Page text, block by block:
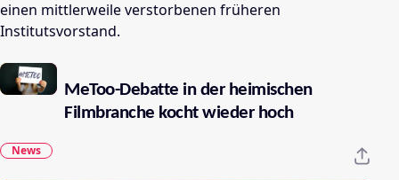
einen mittlerweile verstorbenen früheren
Institutsvorstand.
MeToo-Debatte in der heimischen
Filmbranche kocht wieder hoch
News